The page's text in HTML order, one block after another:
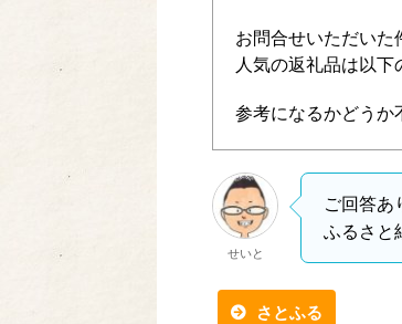
お問合せいただいた
人気の返礼品は以下
参考になるかどうか
せいと
ご回答あ
ふるさと
さとふる